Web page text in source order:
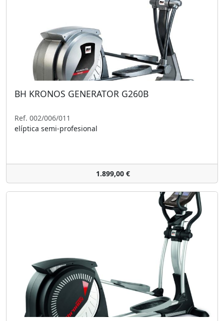
BH KRONOS GENERATOR G260B
Ref. 002/006/011
elíptica semi-profesional
1.899,00 €